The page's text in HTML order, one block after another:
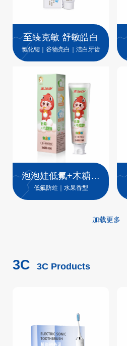
至臻克敏 舒敏皓白
氯化锶｜谷物亮白｜洁白牙齿
泡泡娃低氟+木糖醇
儿童牙膏
低氟防蛀｜水果香型
加载更多
3C 3C Products